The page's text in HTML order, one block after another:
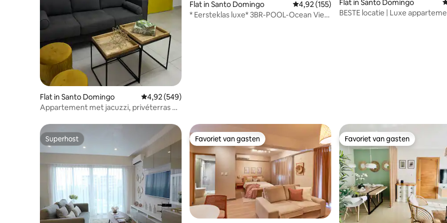
Flat in Santo Domingo Gemiddelde beoordeling van 4,92 op 5, 549 recensies
4,92 (549)
Appartement met jacuzzi, privéterras en
Flat in Santo Domingo Gemiddelde beoordeling van 4,92 op 5, 155
4,92 (155)
* Eersteklas luxe* 3BR-POOL-Ocean View
Flat in Santo Domingo
BESTE locatie | Luxe
Superhost
Superhost Favoriet van gasten
Favoriet van gasten Favoriet van gasten
Favoriet van gasten